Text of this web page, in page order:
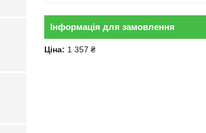
Інформація для замовлення
Ціна: 1 357 ₴